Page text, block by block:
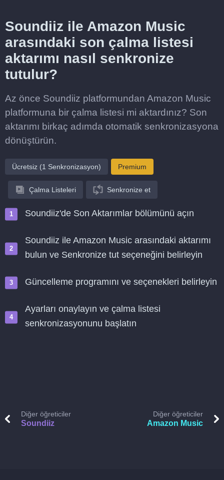
Soundiiz ile Amazon Music
arasındaki son çalma listesi
aktarımı nasıl senkronize
tutulur?
Az önce Soundiiz platformundan Amazon Music
platformuna bir çalma listesi mi aktardınız? Son
aktarımı birkaç adımda otomatik senkronizasyona
dönüştürün.
Ücretsiz (1 Senkronizasyon) Premium
Çalma Listeleri Senkronize et
Soundiiz'de Son Aktarımlar bölümünü açın
Soundiiz ile Amazon Music arasındaki aktarımı
bulun ve Senkronize tut seçeneğini belirleyin
Güncelleme programını ve seçenekleri belirleyin
Ayarları onaylayın ve çalma listesi
senkronizasyonunu başlatın
Diğer öğreticiler
Soundiiz
Diğer öğreticiler
Amazon Music